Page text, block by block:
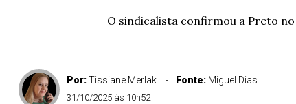
O sindicalista confirmou a Preto
Por:Tissiane Merlak Fonte: Miguel Dias
31/10/2025 às 10h52